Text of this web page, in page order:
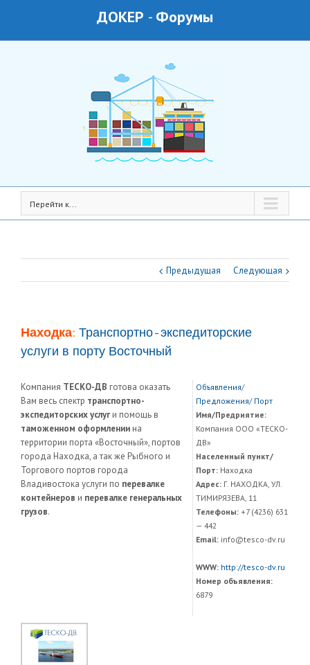
ДОКЕР - Форумы
Перейти к...
Предыдущая Следующая
Находка: Транспортно-экспедиторские
услуги в порту Восточный
Компания ТЕСКО-ДВ готова оказать
Вам весь спектр транспортно-
экспедиторских услуг и помощь в
таможенном оформлении на
территории порта «Восточный», портов
города Находка, а так же Рыбного и
Торгового портов города
Владивостока услуги по перевалке
контейнеров и перевалке генеральных
грузов.
Объявления/
Предложения/ Порт
Имя/Предриятие:
Компания ООО «ТЕСКО-
ДВ»
Населенный пункт/
Порт:Находка
Адрес:Г. НАХОДКА, УЛ.
ТИМИРЯЗЕВА, 11
Телефоны:+7 (4236) 631
— 442
Email:info@tesco-dv.ru
WWW: http://tesco-dv.ru
Номер объявления:
6879